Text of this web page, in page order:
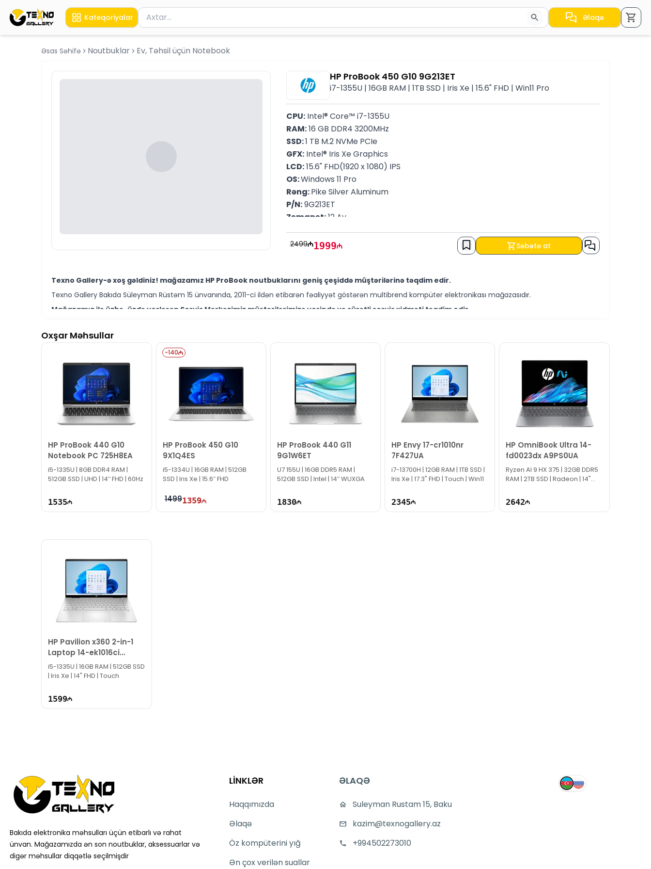
Kateqoriyalar Məhsul axtar
Axtarış üçün ən azı 2 simvol yazın. Göndərmək üçün Enter düyməsini basın və ya nəticələr arasında keçid etmək üçün ox
Əlaqə
Əsas Səhifə Noutbuklar Ev, Təhsil üçün Notebook
HP ProBook 450 G10 9G213ET
i7-1355U | 16GB RAM | 1TB SSD | Iris Xe | 15.6" FHD | Win11 Pro
CPU: Intel® Core™ i7-1355U
RAM: 16 GB DDR4 3200MHz
SSD: 1 TB M.2 NVMe PCIe
GFX: Intel® Iris Xe Graphics
LCD: 15.6" FHD(1920 x 1080) IPS
OS: Windows 11 Pro
Rəng: Pike Silver Aluminum
P/N: 9G213ET
Zəmanət: 12 Ay
2499 1999 Səbətə at
Texno Gallery-ə xoş gəldiniz! mağazamız HP ProBook noutbuklarını geniş çeşiddə müştərilərinə təqdim edir.
Texno Gallery Bakıda Süleyman Rüstəm 15 ünvanında, 2011-ci ildən etibarən fəaliyyət göstərən multibrend kompüter elektronikası mağazasıdır.
Mağazamız ilə üzbə-üzdə yerləşən Servis Mərkəzimiz müştərilərimizə yerində və sürətli servis xidməti təqdim edir.
HP ProBook 450 G10 9G213ET modelini Bakıda sərfəli qiymətə NƏĞD, KÖÇÜRMƏ həmçinin KREDİT şərtləri ilə əldə edə bilərsiniz.
Ünvanımız 28 Mall TM-dən 150 metr məsafədə yerləşir.
İstər HP ProBook modelləri istərsə də digər brend məhsullarla bağlı suallarınızı saytımız vasitəsilə bizə yaza bilərsiniz.
Seçim etməkdə məsləhətə ehtiyacınız varsa təcrübəli mütəxəssislərimiz hər gün 10:00-19:00 saatlarında aktivdir.
HP ProBook 450 G10 9G213ET modeli ilə bağlı bütün suallarınızı saytımızın canlı dəstək xəttində cavablandırmağa hər daim hazırıq.
İş saatlarından kənar vaxtlarda əlaqə qurmaq üçün email ilə qeydiyyat edə və ya WhatsApp nömrəmizə mesaj göndərə bilərsiniz.
Bizə maraq göstərdiyiniz üçün təşəkkür edirik!
Oxşar Məhsullar
HP ProBook 440 G10
Notebook PC 725H8EA
i5-1335U | 8GB DDR4 RAM |
512GB SSD | UHD | 14″ FHD | 60Hz
1535
-140
HP ProBook 450 G10
9X1Q4ES
i5-1334U | 16GB RAM | 512GB
SSD | Iris Xe | 15.6″ FHD
14991359
HP ProBook 440 G11
9G1W6ET
U7 155U | 16GB DDR5 RAM |
512GB SSD | Intel | 14″ WUXGA
1830
HP Envy 17-cr1010nr
7F427UA
i7-13700H | 12GB RAM | 1TB SSD |
Iris Xe | 17.3" FHD | Touch | Win11
2345
HP OmniBook Ultra 14-
fd0023dx A9PS0UA
Ryzen AI 9 HX 375 | 32GB DDR5
RAM | 2TB SSD | Radeon | 14"
2642
HP Pavilion x360 2-in-1
Laptop 14-ek1016ci
84K35EA
i5-1335U | 16GB RAM | 512GB SSD
| Iris Xe | 14" FHD | Touch
1599
Bakıda elektronika məhsulları üçün etibarlı və rahat
ünvan. Mağazamızda ən son noutbuklar, aksessuarlar və
digər məhsullar diqqətlə seçilmişdir
LİNKLƏR
Haqqımızda
Əlaqə
Öz kompüterini yığ
Ən çox verilən suallar
ƏLAQƏ
Suleyman Rustam 15, Baku
kazim@texnogallery.az
+994502273010